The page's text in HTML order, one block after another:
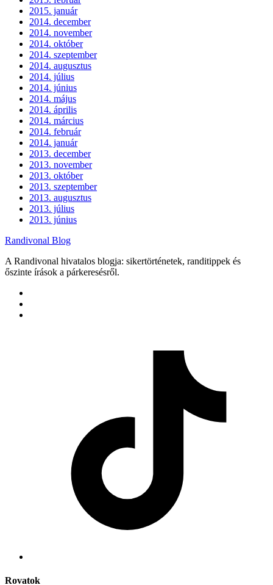
2015. január
2014. december
2014. november
2014. október
2014. szeptember
2014. augusztus
2014. július
2014. június
2014. május
2014. április
2014. március
2014. február
2014. január
2013. december
2013. november
2013. október
2013. szeptember
2013. augusztus
2013. július
2013. június
Randivonal Blog
A Randivonal hivatalos blogja: sikertörténetek, randitippek és
őszinte írások a párkeresésről.
Rovatok